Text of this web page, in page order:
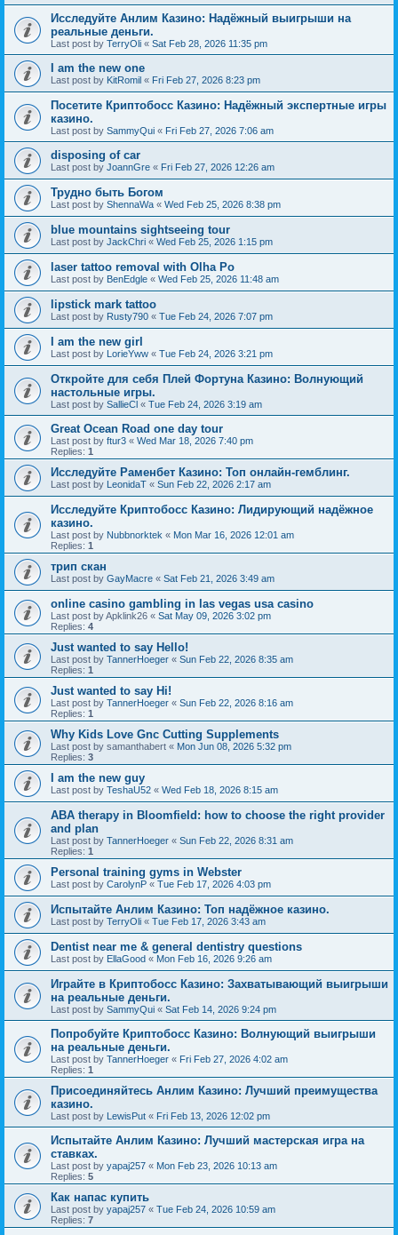
Исследуйте Анлим Казино: Надёжный выигрыши на
реальные деньги.
Last post by TerryOli « Sat Feb 28, 2026 11:35 pm
I am the new one
Last post by KitRomil « Fri Feb 27, 2026 8:23 pm
Посетите Криптобосс Казино: Надёжный экспертные игры
казино.
Last post by SammyQui « Fri Feb 27, 2026 7:06 am
disposing of car
Last post by JoannGre « Fri Feb 27, 2026 12:26 am
Трудно быть Богом
Last post by ShennaWa « Wed Feb 25, 2026 8:38 pm
blue mountains sightseeing tour
Last post by JackChri « Wed Feb 25, 2026 1:15 pm
laser tattoo removal with Olha Po
Last post by BenEdgle « Wed Feb 25, 2026 11:48 am
lipstick mark tattoo
Last post by Rusty790 « Tue Feb 24, 2026 7:07 pm
I am the new girl
Last post by LorieYww « Tue Feb 24, 2026 3:21 pm
Откройте для себя Плей Фортуна Казино: Волнующий
настольные игры.
Last post by SallieCl « Tue Feb 24, 2026 3:19 am
Great Ocean Road one day tour
Last post by ftur3 « Wed Mar 18, 2026 7:40 pm
Replies: 1
Исследуйте Раменбет Казино: Топ онлайн-гемблинг.
Last post by LeonidaT « Sun Feb 22, 2026 2:17 am
Исследуйте Криптобосс Казино: Лидирующий надёжное
казино.
Last post by Nubbnorktek « Mon Mar 16, 2026 12:01 am
Replies: 1
трип скан
Last post by GayMacre « Sat Feb 21, 2026 3:49 am
online casino gambling in las vegas usa casino
Last post byApklink26 « Sat May 09, 2026 3:02 pm
Replies: 4
Just wanted to say Hello!
Last post by TannerHoeger « Sun Feb 22, 2026 8:35 am
Replies: 1
Just wanted to say Hi!
Last post by TannerHoeger « Sun Feb 22, 2026 8:16 am
Replies: 1
Why Kids Love Gnc Cutting Supplements
Last post by samanthabert « Mon Jun 08, 2026 5:32 pm
Replies: 3
I am the new guy
Last post by TeshaU52 « Wed Feb 18, 2026 8:15 am
ABA therapy in Bloomfield: how to choose the right provider
and plan
Last post by TannerHoeger « Sun Feb 22, 2026 8:31 am
Replies: 1
Personal training gyms in Webster
Last post by CarolynP « Tue Feb 17, 2026 4:03 pm
Испытайте Анлим Казино: Топ надёжное казино.
Last post by TerryOli « Tue Feb 17, 2026 3:43 am
Dentist near me & general dentistry questions
Last post by EllaGood « Mon Feb 16, 2026 9:26 am
Играйте в Криптобосс Казино: Захватывающий выигрыши
на реальные деньги.
Last post by SammyQui « Sat Feb 14, 2026 9:24 pm
Попробуйте Криптобосс Казино: Волнующий выигрыши
на реальные деньги.
Last post by TannerHoeger « Fri Feb 27, 2026 4:02 am
Replies: 1
Присоединяйтесь Анлим Казино: Лучший преимущества
казино.
Last post by LewisPut « Fri Feb 13, 2026 12:02 pm
Испытайте Анлим Казино: Лучший мастерская игра на
ставках.
Last post by yapaj257 « Mon Feb 23, 2026 10:13 am
Replies: 5
Как напас купить
Last post by yapaj257 « Tue Feb 24, 2026 10:59 am
Replies: 7